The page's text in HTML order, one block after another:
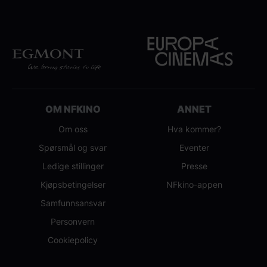
OM NFKINO
Om oss
Spørsmål og svar
Ledige stillinger
Kjøpsbetingelser
Samfunnsansvar
Personvern
Cookiepolicy
ANNET
Hva kommer?
Eventer
Presse
NFkino-appen